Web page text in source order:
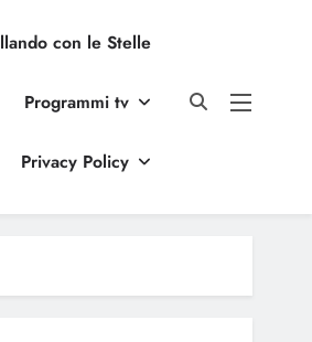
con le Stelle
Programmi tv
Privacy Policy